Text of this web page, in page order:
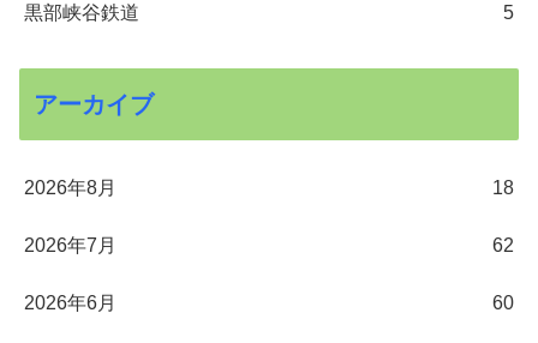
黒部峡谷鉄道 5
アーカイブ
2026年8月 18
2026年7月 62
2026年6月 60